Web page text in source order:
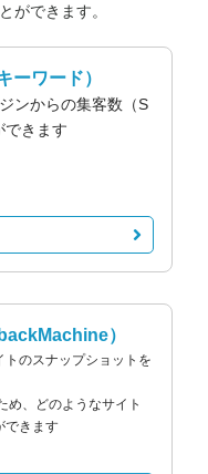
ができます。
ーワード）
ンからの集客数（S
できます
）
のスナップショットを
め、どのようなサイト
できます